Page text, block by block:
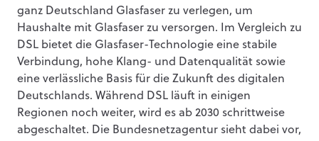
ganz Deutschland Glasfaser zu verlegen, um
Haushalte mit Glasfaser zu versorgen. Im Vergleich zu
DSL bietet die Glasfaser-Technologie eine stabile
Verbindung, hohe Klang- und Datenqualität sowie
eine verlässliche Basis für die Zukunft des digitalen
Deutschlands. Während DSL läuft in einigen
Regionen noch weiter, wird es ab 2030 schrittweise
abgeschaltet. Die Bundesnetzagentur sieht dabei vor,